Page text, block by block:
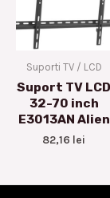
Suporti TV / LCD
Suport TV LCD
32-70 inch
E3013AN Alien
82,16 lei